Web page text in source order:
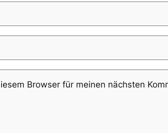
Browser für meinen nächsten